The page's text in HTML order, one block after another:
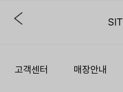
고객센터 매장안내